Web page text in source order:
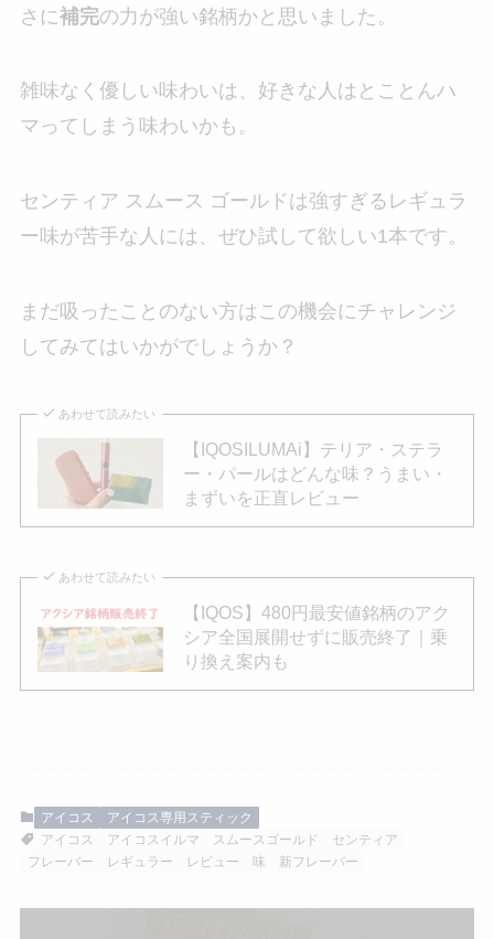
さに補完の力が強い銘柄かと思いました。
雑味なく優しい味わいは、好きな人はとことんハ
マってしまう味わいかも。
センティア スムース ゴールドは強すぎるレギュラ
ー味が苦手な人には、ぜひ試して欲しい1本です。
まだ吸ったことのない方はこの機会にチャレンジ
してみてはいかがでしょうか？
あわせて読みたい
【IQOSILUMAi】テリア・ステラ
ー・パールはどんな味？うまい・
まずいを正直レビュー
あわせて読みたい
【IQOS】480円最安値銘柄のアク
シア全国展開せずに販売終了｜乗
り換え案内も
アイコス
アイコス専用スティック
アイコス
アイコスイルマ スムースゴールド
センティア
フレーバー
レギュラー レビュー 味 新フレーバー